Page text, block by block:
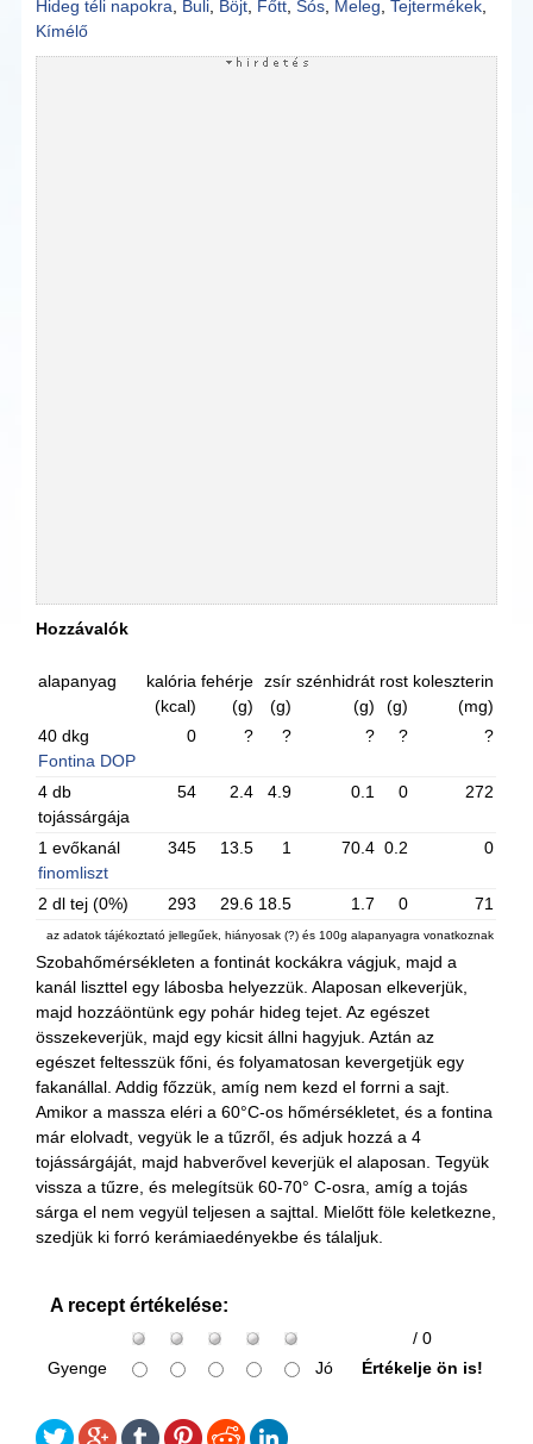
Hideg téli napokra
Buli Böjt Főtt ,Sós Meleg ,Tejtermékek
Kímélő
Hozzávalók
alapanyag
kalória
(kcal)
fehérje
(g)
zsír
(g)
szénhidrát
(g)
rost
(g)
koleszterin
(mg)
40 dkg
Fontina DOP
0 ? ? ? ? ?
4 db
tojássárgája
54 2.4 4.9 0.1 0 272
1 evőkanál
finomliszt
345 13.5 1 70.4 0.2 0
2 dl tej (0%) 293 29.6 18.5 1.7 0 71
az adatok tájékoztató jellegűek, hiányosak (?) és 100g alapanyagra vonatkoznak
Szobahőmérsékleten a fontinát kockákra vágjuk, majd a
kanál liszttel egy lábosba helyezzük. Alaposan elkeverjük,
majd hozzáöntünk egy pohár hideg tejet. Az egészet
összekeverjük, majd egy kicsit állni hagyjuk. Aztán az
egészet feltesszük főni, és folyamatosan kevergetjük egy
fakanállal. Addig főzzük, amíg nem kezd el forrni a sajt.
Amikor a massza eléri a 60°C-os hőmérsékletet, és a fontina
már elolvadt, vegyük le a tűzről, és adjuk hozzá a 4
tojássárgáját, majd habverővel keverjük el alaposan. Tegyük
vissza a tűzre, és melegítsük 60-70° C-osra, amíg a tojás
sárga el nem vegyül teljesen a sajttal. Mielőtt föle keletkezne,
szedjük ki forró kerámiaedényekbe és tálaljuk.
A recept értékelése:
/ 0
Gyenge
Jó Értékelje ön is!